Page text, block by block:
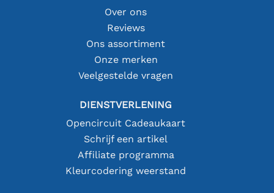
Over ons
Reviews
Ons assortiment
Onze merken
Veelgestelde vragen
DIENSTVERLENING
Opencircuit Cadeaukaart
Schrijf een artikel
Affiliate programma
Kleurcodering weerstand